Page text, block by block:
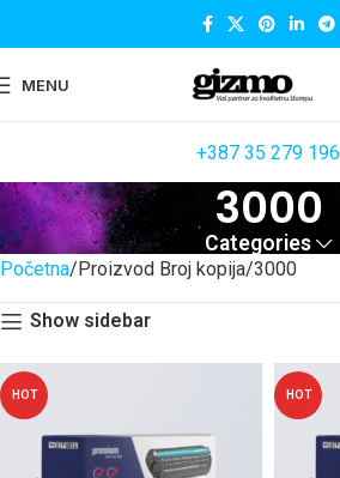
MENU
+387 35 279 196
3000
Categories
Početna Proizvod Broj kopija 3000
Show sidebar
HOT HOT